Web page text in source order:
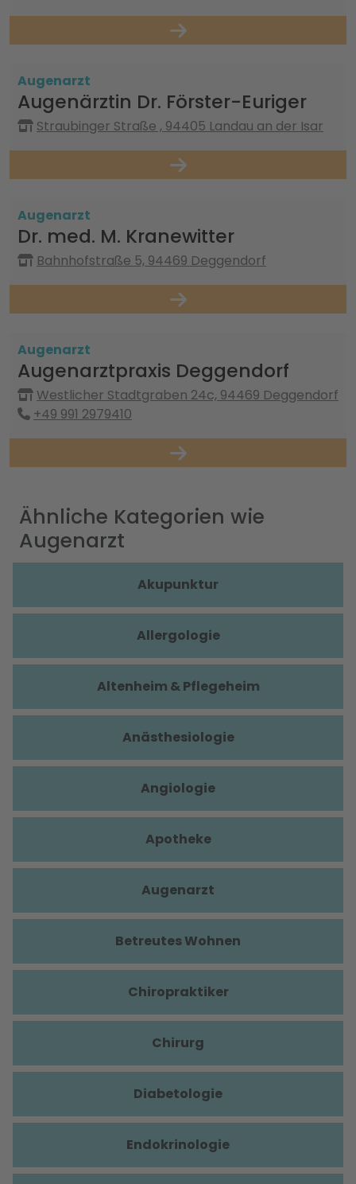
Augenarzt
Augenärztin Dr. Förster-Euriger
Straubinger Straße , 94405 Landau an der Isar
Augenarzt
Dr. med. M. Kranewitter
Bahnhofstraße 5, 94469 Deggendorf
Augenarzt
Augenarztpraxis Deggendorf
Westlicher Stadtgraben 24c, 94469 Deggendorf
+49 991 2979410
Ähnliche Kategorien wie
Augenarzt
Akupunktur
Allergologie
Altenheim & Pflegeheim
Anästhesiologie
Angiologie
Apotheke
Augenarzt
Betreutes Wohnen
Chiropraktiker
Chirurg
Diabetologie
Endokrinologie